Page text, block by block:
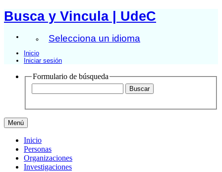
Busca y Vincula | UdeC
Selecciona un idioma
Inicio
Iniciar sesión
Formulario de búsqueda
Menú
Inicio
Personas
Organizaciones
Investigaciones